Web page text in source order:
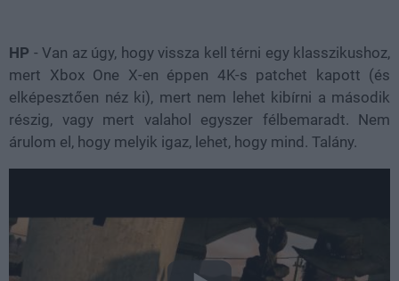
HP - Van az úgy, hogy vissza kell térni egy klasszikushoz,
mert Xbox One X-en éppen 4K-s patchet kapott (és
elképesztően néz ki), mert nem lehet kibírni a második
részig, vagy mert valahol egyszer félbemaradt. Nem
árulom el, hogy melyik igaz, lehet, hogy mind. Talány.